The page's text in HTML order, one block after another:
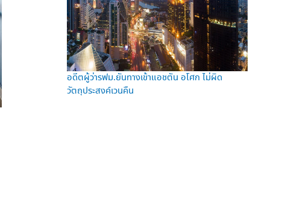
อดีตผู้ว่ารฟม.ยันทางเข้าแอชตัน อโศก ไม่ผิด
วัตถุประสงค์เวนคืน